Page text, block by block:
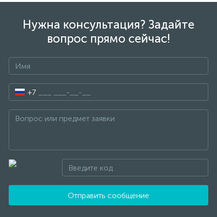
Нужна консультация? Задайте
вопрос прямо сейчас!
+7
Отправить сообщение